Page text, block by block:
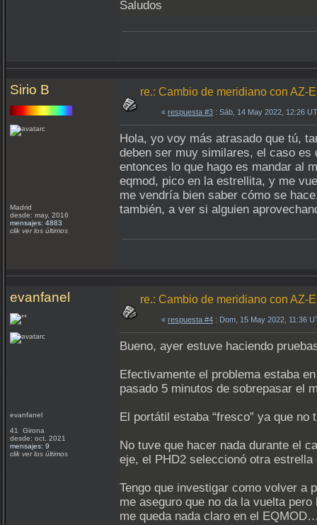
Saludos
Sirio B
Madrid
desde: may, 2016
mensajes: 4883
clik ver los últimos
re.: Cambio de meridiano con AZ-
« respuesta #3 : Sáb, 14 May 2022, 12:26
Hola, yo voy más atrasado que tú,
deben ser muy similares, el caso es
entonces lo que hago es mandar al
eqmod, pico en la estrellita, y me
me vendría bien saber cómo se
también, a ver si alguien
evanfanel
evanfanel
41 Girona
desde: oct, 2021
mensajes: 9
clik ver los últimos
re.: Cambio de meridiano con AZ-
« respuesta #4 : Dom, 15 May 2022, 11:36
Bueno, ayer estuve haciendo
Efectivamente el problema estaba
pasado 5 minutos de sobrepasar el
El portátil estaba “fresco” ya que
No tuve que hacer nada durante el
eje, el PHD2 seleccionó otra
Tengo que investigar como volver a
me aseguro que no da la vuelta
me queda nada claro en el